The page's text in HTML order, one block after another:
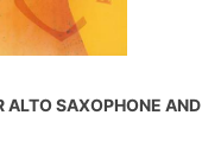
ALTO SAXOPHONE AND